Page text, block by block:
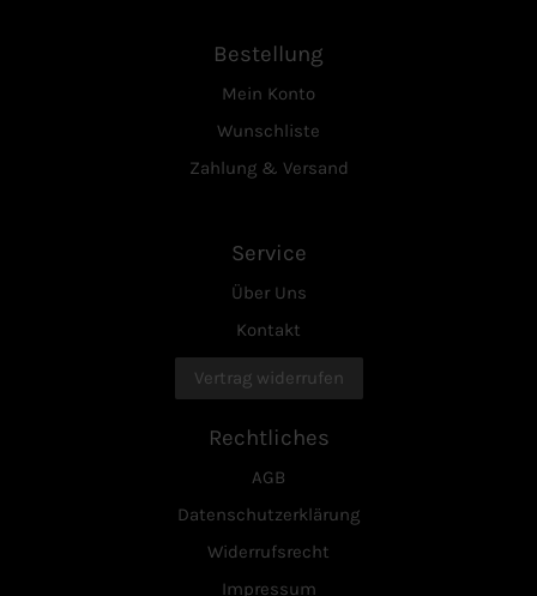
Bestellung
Mein Konto
Wunschliste
Zahlung & Versand
Service
Über Uns
Kontakt
Vertrag widerrufen
Rechtliches
AGB
Datenschutzerklärung
Widerrufsrecht
Impressum